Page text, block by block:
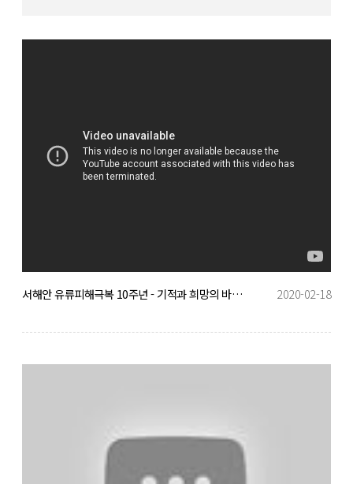
서해안 유류피해극복 10주년 - 기적과 희망의 바다를 만나다 2020-02-18